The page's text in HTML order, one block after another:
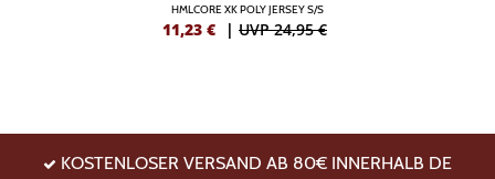
HMLCORE XK POLY JERSEY S/S
11,23 € | UVP 24,95 €
KOSTENLOSER VERSAND AB 80€ INNERHALB DE